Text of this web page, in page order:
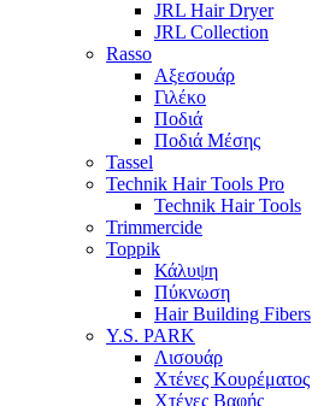
JRL Hair Dryer
JRL Collection
Rasso
Αξεσουάρ
Γιλέκο
Ποδιά
Ποδιά Μέσης
Tassel
Technik Hair Tools Pro
Technik Hair Tools
Trimmercide
Toppik
Κάλυψη
Πύκνωση
Hair Building Fibers
Y.S. PARK
Λισουάρ
Χτένες Κουρέματος
Χτένες Βαφής